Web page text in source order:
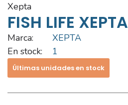
xepta
FISH LIFE XEPTA
Marca:
XEPTA
En stock:
1
Últimas unidades en stock